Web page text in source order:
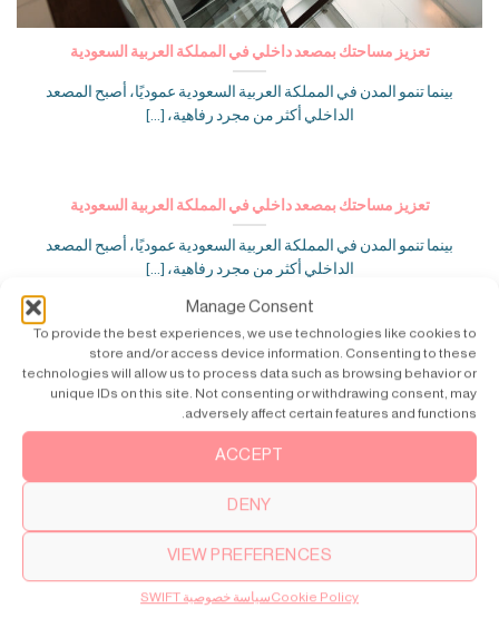
Manage Consent
To provide the best experiences, we use technologies like cookies to
store and/or access device information. Consenting to these
technologies will allow us to process data such as browsing behavior or
unique IDs on this site. Not consenting or withdrawing consent, may
adversely affect certain features and functions.
ACCEPT
DENY
VIEW PREFERENCES
Cookie Policyسياسة خصوصية SWIFT
تعزيز مساحتك بمصعد داخلي في المملكة العربية السعودية
بينما تنمو المدن في المملكة العربية السعودية عموديًا، أصبح المصعد
الداخلي أكثر من مجرد رفاهية، [...]
تعزيز مساحتك بمصعد داخلي في المملكة العربية السعودية
بينما تنمو المدن في المملكة العربية السعودية عموديًا، أصبح المصعد
الداخلي أكثر من مجرد رفاهية، [...]